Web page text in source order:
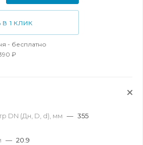
В 1 КЛИК
- бесплатно
₽
DN (Дн, D, d), мм — 355
— 20.9